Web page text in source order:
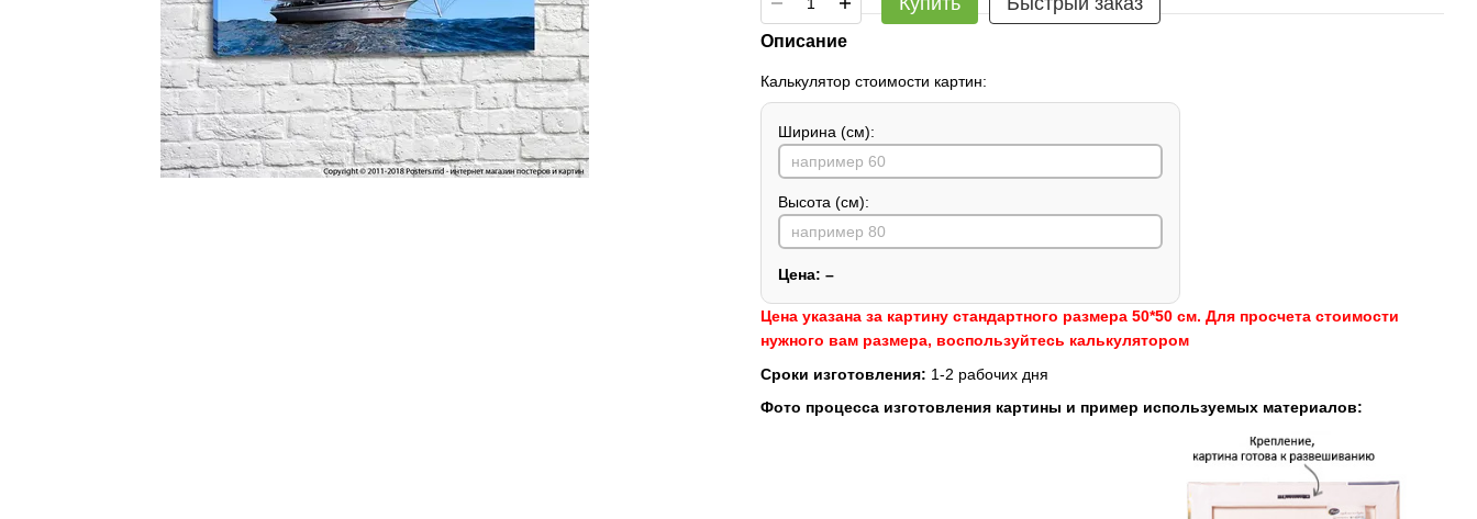
Описание
Калькулятор стоимости картин:
Ширина (см):
Высота (см):
Цена: –
Цена указана за картину стандартного размера 50*50 см. Для просчета стоимости
нужного вам размера, воспользуйтесь калькулятором
Сроки изготовления: 1-2 рабочих дня
Фото процесса изготовления картины и пример используемых материалов: